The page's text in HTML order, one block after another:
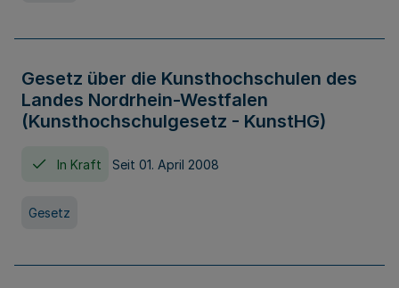
Gesetz über die Kunsthochschulen des
Landes Nordrhein-Westfalen
(Kunsthochschulgesetz - KunstHG)
In Kraft Seit 01. April 2008
Gesetz